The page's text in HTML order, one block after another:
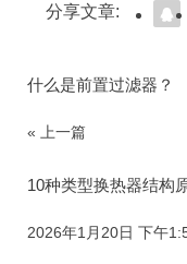
分享文章:
什么是前置过滤器？
« 上一篇
10种类型换热器结构
2026年1月20日 下午